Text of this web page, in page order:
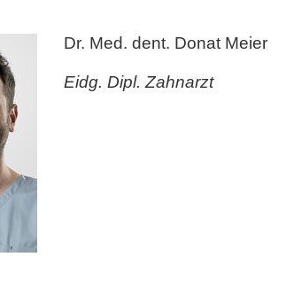
Dr. Med. dent. Donat Meier
Eidg. Dipl. Zahnarzt